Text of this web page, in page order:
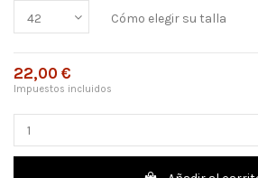
Cómo elegir su talla
22,00 €
Impuestos incluidos